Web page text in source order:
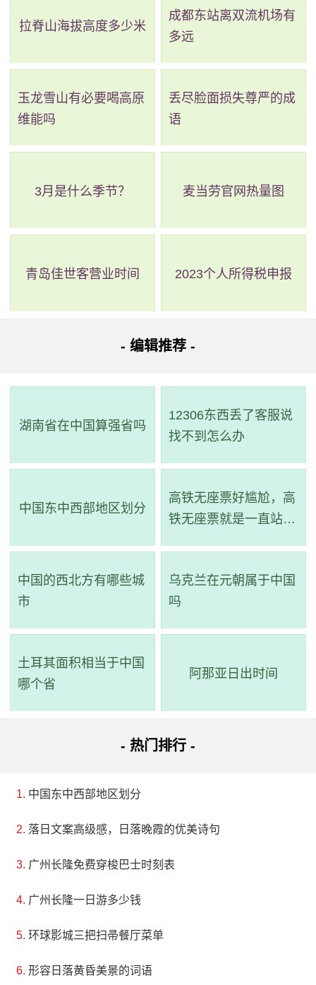
拉脊山海拔高度多少米
成都东站离双流机场有
多远
玉龙雪山有必要喝高原
维能吗
丢尽脸面损失尊严的成
语
3月是什么季节？ 麦当劳官网热量图
青岛佳世客营业时间 2023个人所得税申报
- 编辑推荐 -
湖南省在中国算强省吗
12306东西丢了客服说
找不到怎么办
中国东中西部地区划分
高铁无座票好尴尬，高
铁无座票就是一直站着
中国的西北方有哪些城
市
乌克兰在元朝属于中国
吗
土耳其面积相当于中国
哪个省
阿那亚日出时间
- 热门排行 -
中国东中西部地区划分
落日文案高级感，日落晚霞的优美诗句
广州长隆免费穿梭巴士时刻表
广州长隆一日游多少钱
环球影城三把扫帚餐厅菜单
形容日落黄昏美景的词语